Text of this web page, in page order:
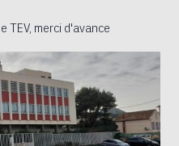
TEV, merci d'avance